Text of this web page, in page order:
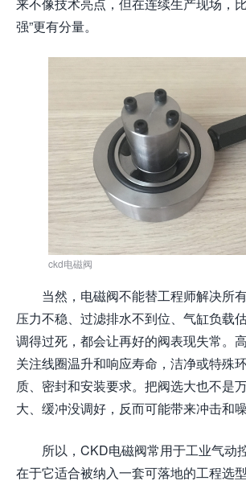
强”更有分量。
ckd电磁阀
当然，电磁阀不能替工程师解决所
压力不稳、过滤排水不到位、气缸负载
调得过死，都会让再好的阀表现失常。
关注线圈温升和响应寿命，洁净或特殊
质、密封和安装要求。把阀选大也不是
大、缓冲没调好，反而可能带来冲击和噪
所以，CKD电磁阀常用于工业气动
在于它适合被纳入一套可落地的工程选